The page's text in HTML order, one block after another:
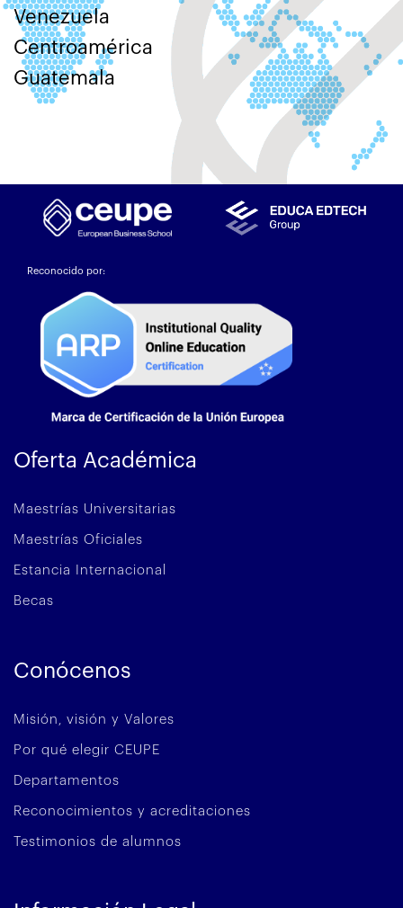
Venezuela
Centroamérica
Guatemala
Reconocido por:
Oferta Académica
Maestrías Universitarias
Maestrías Oficiales
Estancia Internacional
Becas
Conócenos
Misión, visión y Valores
Por qué elegir CEUPE
Departamentos
Reconocimientos y acreditaciones
Testimonios de alumnos